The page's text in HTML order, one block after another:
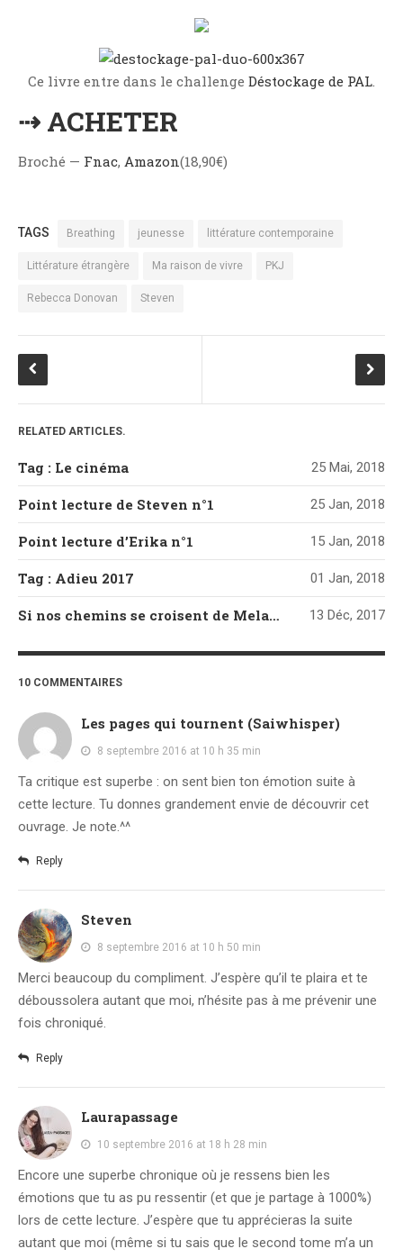
Ce livre entre dans le challenge Déstockage de PAL
⇢ ACHETER
Broché — Fnac, Amazon(18,90€)
TAGS Breathing jeunesse littérature contemporaine
Littérature étrangère Ma raison de vivre PKJ
Rebecca Donovan Steven
RELATED ARTICLES.
Tag : Le cinéma 25 Mai, 2018
Point lecture de Steven n°1 25 Jan, 2018
Point lecture d’Erika n°1 15 Jan, 2018
Tag : Adieu 2017 01 Jan, 2018
Si nos chemins se croisent de Melanie Harlow 13 Déc, 2017
10 COMMENTAIRES
Les pages qui tournent (Saiwhisper)
8 septembre 2016 at 10 h 35 min
Ta critique est superbe : on sent bien ton émotion suite à
cette lecture. Tu donnes grandement envie de découvrir cet
ouvrage. Je note.^^
Reply
Steven
8 septembre 2016 at 10 h 50 min
Merci beaucoup du compliment. J’espère qu’il te plaira et te
déboussolera autant que moi, n’hésite pas à me prévenir une
fois chroniqué.
Reply
Laurapassage
10 septembre 2016 at 18 h 28 min
Encore une superbe chronique où je ressens bien les
émotions que tu as pu ressentir (et que je partage à 1000%)
lors de cette lecture. J’espère que tu apprécieras la suite
autant que moi (même si tu sais que le second tome m’a un